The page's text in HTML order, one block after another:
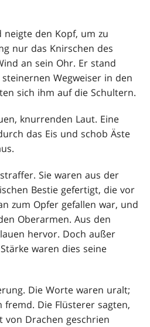
den Kopf, um zu
nur das Knirschen des
an sein Ohr. Er stand
Wegweiser in den
sich ihm auf die Schultern.
knurrenden Laut. Eine
das Eis und schob Äste
Sie waren aus der
Bestie gefertigt, die vor
zum Opfer gefallen war, und
Oberarmen. Aus den
hervor. Doch außer
waren dies seine
Die Worte waren uralt;
Die Flüsterer sagten,
von Drachen geschrien